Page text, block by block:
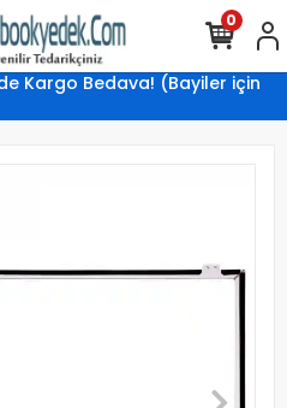
Kargo Bedava! (Bayiler için
0